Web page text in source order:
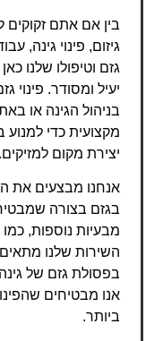
בין אם אתם זקוקים
גיזום, פינוי גינה,
גזם וטיפולו שלנו
יעיל ומסודר. פינוי
בניהול הגינה או
מקצועית כדי למנוע
יצירת מקום למזיקים.
אנחנו מבצעים את
בגזם בצורה
מבעיות נוספות,
השירות שלנו
בפסולת גזם של
אנו מבטיחים
ביותר.